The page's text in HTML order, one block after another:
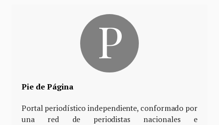
Pie de Página
Portal periodístico independiente, conformado por
una red de periodistas nacionales e